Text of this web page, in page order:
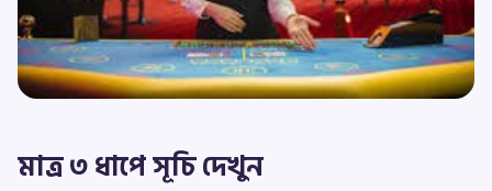
মাত্র ৩ ধাপে সূচি দেখুন